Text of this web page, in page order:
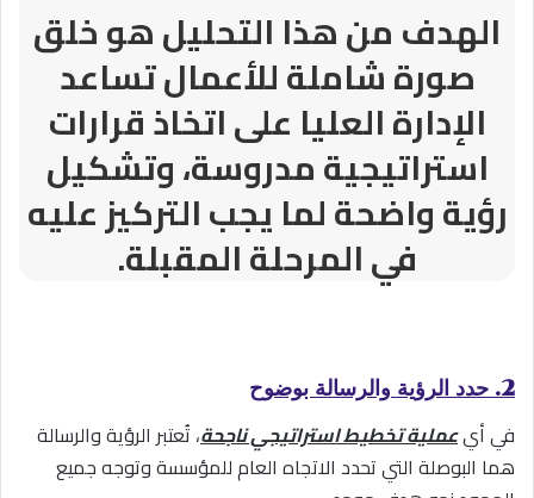
الهدف من هذا التحليل هو خلق
صورة شاملة للأعمال تساعد
الإدارة العليا على اتخاذ قرارات
استراتيجية مدروسة، وتشكيل
رؤية واضحة لما يجب التركيز عليه
في المرحلة المقبلة.
2. حدد الرؤية والرسالة بوضوح
في أيعملية تخطيط استراتيجي ناجحة، تُعتبر الرؤية والرسالة
هما البوصلة التي تحدد الاتجاه العام للمؤسسة وتوجه جميع